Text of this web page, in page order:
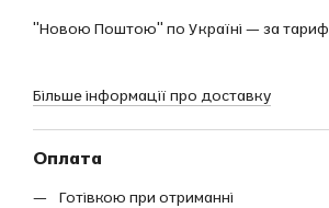
"Новою Поштою" по Україні — за
Більше інформації про доставку
Оплата
Готівкою при отриманні